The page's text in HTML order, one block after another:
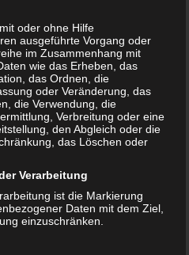
oder ohne Hilfe
ausgeführte Vorgang oder
im Zusammenhang mit
wie das Erheben, das
das Ordnen, die
oder Veränderung, das
die Verwendung, die
Verbreitung oder eine
den Abgleich oder die
das Löschen oder
Verarbeitung
ist die Markierung
Daten mit dem Ziel,
einzuschränken.